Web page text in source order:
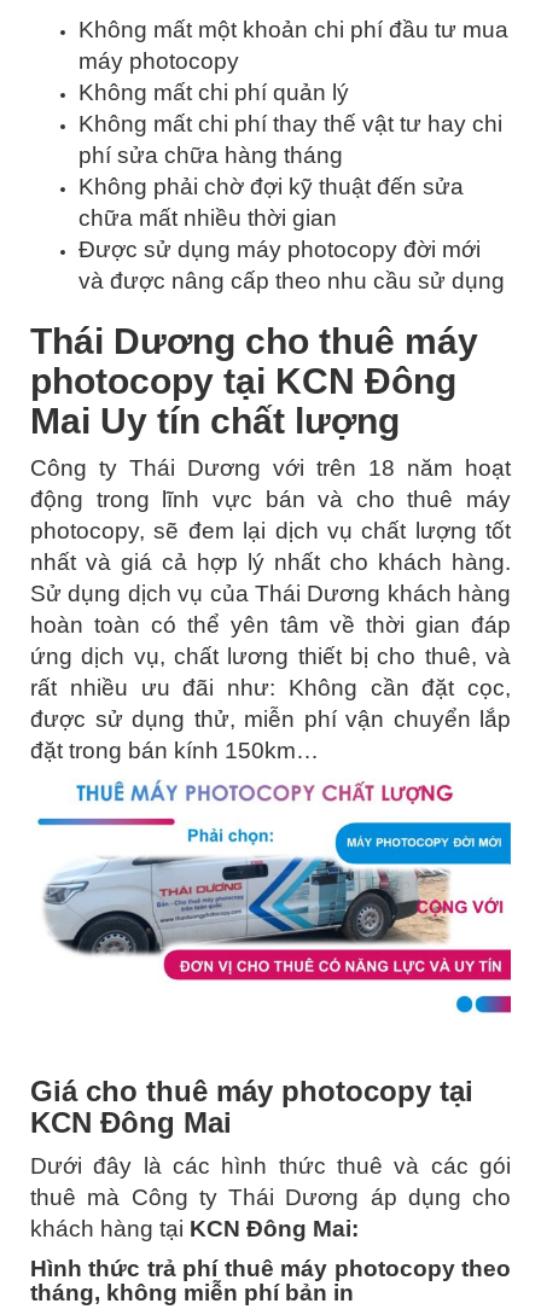
Không mất một khoản chi phí đầu tư mua
máy photocopy
Không mất chi phí quản lý
Không mất chi phí thay thế vật tư hay chi
phí sửa chữa hàng tháng
Không phải chờ đợi kỹ thuật đến sửa
chữa mất nhiều thời gian
Được sử dụng máy photocopy đời mới
và được nâng cấp theo nhu cầu sử dụng
Thái Dương cho thuê máy
photocopy tại KCN Đông
Mai Uy tín chất lượng
Công ty Thái Dương với trên 18 năm hoạt
động trong lĩnh vực bán và cho thuê máy
photocopy, sẽ đem lại dịch vụ chất lượng tốt
nhất và giá cả hợp lý nhất cho khách hàng.
Sử dụng dịch vụ của Thái Dương khách hàng
hoàn toàn có thể yên tâm về thời gian đáp
ứng dịch vụ, chất lương thiết bị cho thuê, và
rất nhiều ưu đãi như: Không cần đặt cọc,
được sử dụng thử, miễn phí vận chuyển lắp
đặt trong bán kính 150km…
Giá cho thuê máy photocopy tại
KCN Đông Mai
Dưới đây là các hình thức thuê và các gói
thuê mà Công ty Thái Dương áp dụng cho
khách hàng tại KCN Đông Mai:
Hình thức trả phí thuê máy photocopy theo
tháng, không miễn phí bản in